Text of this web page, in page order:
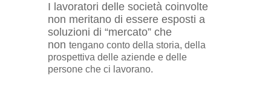
I lavoratori delle società coinvolte
non meritano di essere esposti a
soluzioni di “mercato” che
non tengano conto della storia, della
prospettiva delle aziende e delle
persone che ci lavorano.